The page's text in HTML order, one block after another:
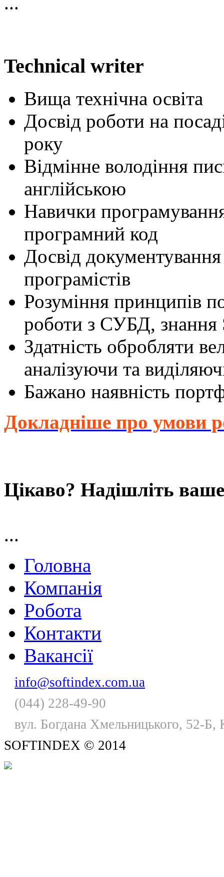
Technical writer
Вища технічна освіта
Досвід роботи на
року
Відмінне володіння
англійською
Навички
програмний код
Досвід
програмістів
Розуміння принципів
роботи з СУБД, знання
Здатність обробляти
аналізуючи та
Бажано наявність
Докладніше про умови
Цікаво? Надішліть
...
Головна
Компанія
Pобота
Контакти
Вакансії
info@softindex.com.ua
(044) 228-49-90
вул. Богдана Хмельницького, 52-Б,
SOFTINDEX © 2014